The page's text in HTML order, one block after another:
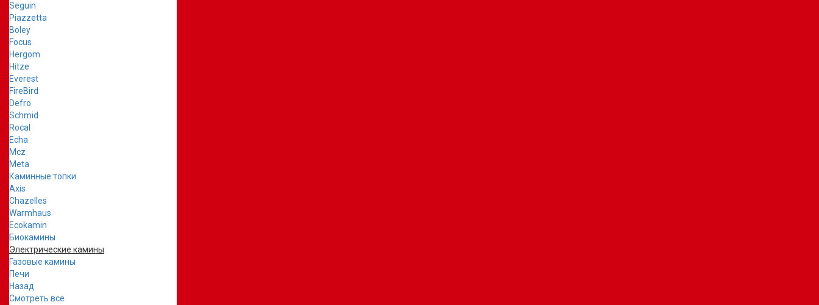
Seguin
Piazzetta
Boley
Focus
Hergom
Hitze
Everest
FireBird
Defro
Schmid
Rocal
Echa
Mcz
Meta
Каминные топки
Axis
Chazelles
Warmhaus
Ecokamin
Биокамины
Электрические камины
Газовые камины
Печи
Назад
Смотреть все